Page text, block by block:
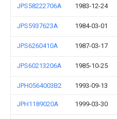
JPS58222706A 1983-12-24
JPS5937623A 1984-03-01
JPS6260410A 1987-03-17
JPS60213206A 1985-10-25
JPH0564003B2 1993-09-13
JPH1189020A 1999-03-30